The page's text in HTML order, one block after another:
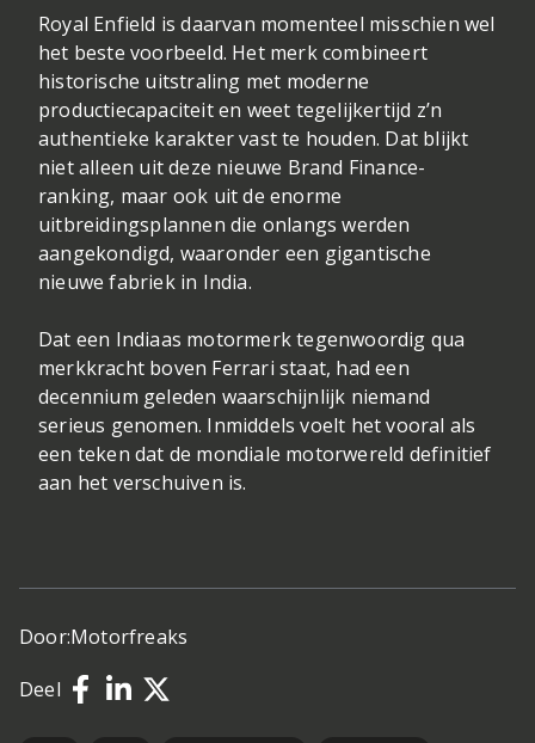
Royal Enfield is daarvan momenteel misschien wel
het beste voorbeeld. Het merk combineert
historische uitstraling met moderne
productiecapaciteit en weet tegelijkertijd z’n
authentieke karakter vast te houden. Dat blijkt
niet alleen uit deze nieuwe Brand Finance-
ranking, maar ook uit de enorme
uitbreidingsplannen die onlangs werden
aangekondigd, waaronder een gigantische
nieuwe fabriek in India.
Dat een Indiaas motormerk tegenwoordig qua
merkkracht boven Ferrari staat, had een
decennium geleden waarschijnlijk niemand
serieus genomen. Inmiddels voelt het vooral als
een teken dat de mondiale motorwereld definitief
aan het verschuiven is.
Door:Motorfreaks
Deel